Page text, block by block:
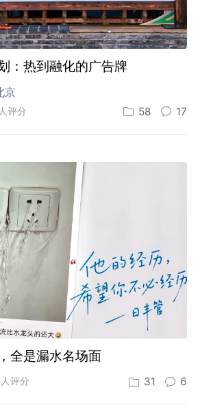
：热到融化的广告牌
京
评分 58 17
全是漏水名场面
评分 31 6